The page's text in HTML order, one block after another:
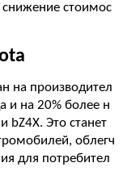
стоимос
на производител
и на 20% более н
bZ4X. Это станет
облегч
для потребител